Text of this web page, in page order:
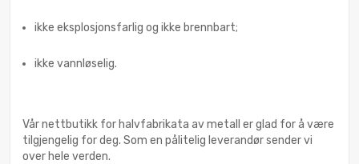
ikke eksplosjonsfarlig og ikke brennbart;
ikke vannløselig.
Vår nettbutikk for halvfabrikata av metall er glad for å være
tilgjengelig for deg. Som en pålitelig leverandør sender vi
over hele verden.